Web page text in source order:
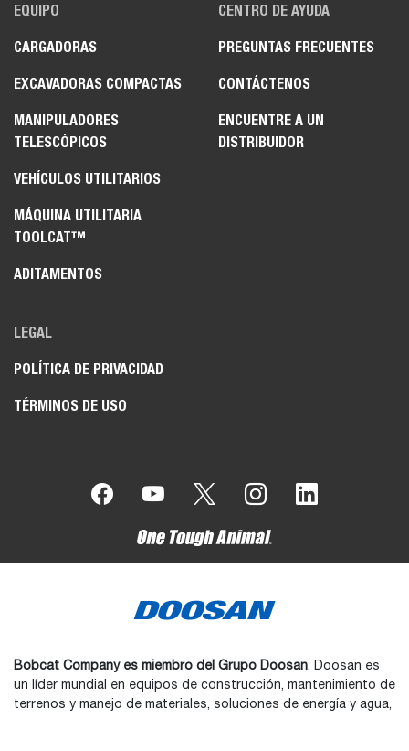
EQUIPO
CARGADORAS
EXCAVADORAS COMPACTAS
MANIPULADORES
TELESCÓPICOS
VEHÍCULOS UTILITARIOS
MÁQUINA UTILITARIA
TOOLCAT™
ADITAMENTOS
CENTRO DE AYUDA
PREGUNTAS FRECUENTES
CONTÁCTENOS
ENCUENTRE A UN
DISTRIBUIDOR
LEGAL
POLÍTICA DE PRIVACIDAD
TÉRMINOS DE USO
Bobcat Company es miembro del Grupo Doosan. Doosan es
un líder mundial en equipos de construcción, mantenimiento de
terrenos y manejo de materiales, soluciones de energía y agua,